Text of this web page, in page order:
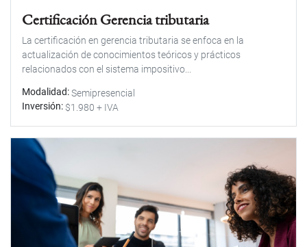
Certificación Gerencia tributaria
La certificación en gerencia tributaria se enfoca en la
actualización de conocimientos teóricos y prácticos
relacionados con el sistema impositivo...
Modalidad Semipresencial
Inversión $1.980 + IVA